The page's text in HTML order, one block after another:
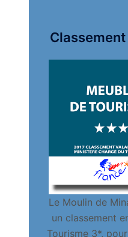
Le Moulin de
un classement
Tourisme 3*,